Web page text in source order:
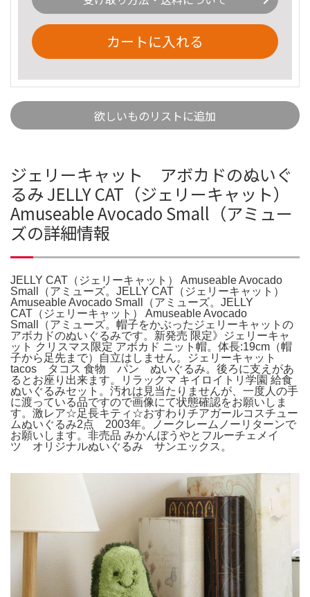
カートに入れる
欲しいものリストに追加
ジェリーキャット アボカドのぬいぐ
るみ JELLY CAT（ジェリーキャット）
Amuseable Avocado Small（アミュー
ズの詳細情報
JELLY CAT（ジェリーキャット） Amuseable Avocado
Small（アミューズ。JELLY CAT（ジェリーキャット）
Amuseable Avocado Small（アミューズ。JELLY
CAT（ジェリーキャット） Amuseable Avocado
Small（アミューズ。帽子をかぶったジェリーキャットの
アボカドのぬいぐるみです。新発売 限定》ジェリーキャ
ット クリスマス限定 アボカド ニット帽。体長:19cm（帽
子から足先まで）自立はしません。ジェリーキャット
tacos タコス 食物 パン ぬいぐるみ。後ろに支えがあ
るとお座り出来ます。リラックマ キイロイトリ学園 給食
ぬいぐるみセット。汚れは見当たりませんが、一度人の手
に渡っている品ですので画像にて状態確認をお願いしま
す。激レア☆足長キティ☆おすわりチアガールコスチュー
ムぬいぐるみ2点 2003年。ノークレームノーリターンで
お願いします。非売品 みかんぼうやとフルーチェメイ
ツ オリジナルぬいぐるみ サンエックス。